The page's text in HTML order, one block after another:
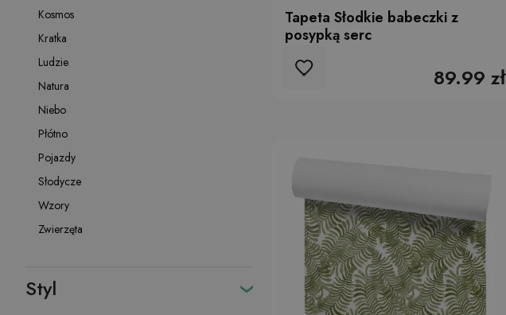
Kosmos
Kratka
Ludzie
Natura
Niebo
Płótno
Pojazdy
Słodycze
Wzory
Zwierzęta
Styl
Tapeta Słodkie babeczki z
posypką serc
89.99 zł